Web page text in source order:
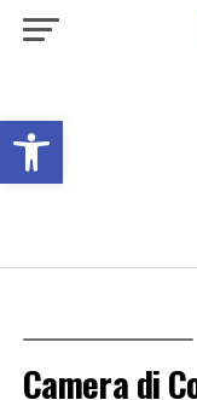
Open
Camera di